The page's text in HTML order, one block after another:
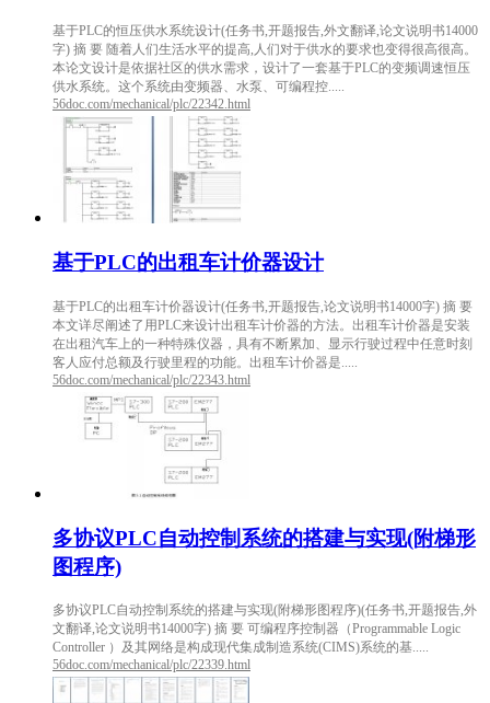
基于PLC的恒压供水系统设计(任务书,开题报告,外文翻译,论文说明书14000
字) 摘 要 随着人们生活水平的提高,人们对于供水的要求也变得很高很高。
本论文设计是依据社区的供水需求，设计了一套基于PLC的变频调速恒压
供水系统。这个系统由变频器、水泵、可编程控.....
56doc.com/mechanical/plc/22342.html
基于PLC的出租车计价器设计
基于PLC的出租车计价器设计(任务书,开题报告,论文说明书14000字) 摘 要
本文详尽阐述了用PLC来设计出租车计价器的方法。出租车计价器是安装
在出租汽车上的一种特殊仪器，具有不断累加、显示行驶过程中任意时刻
客人应付总额及行驶里程的功能。出租车计价器是.....
56doc.com/mechanical/plc/22343.html
多协议PLC自动控制系统的搭建与实现(附梯形
图程序)
多协议PLC自动控制系统的搭建与实现(附梯形图程序)(任务书,开题报告,外
文翻译,论文说明书14000字) 摘 要 可编程序控制器（Programmable Logic
Controller ）及其网络是构成现代集成制造系统(CIMS)系统的基.....
56doc.com/mechanical/plc/22339.html